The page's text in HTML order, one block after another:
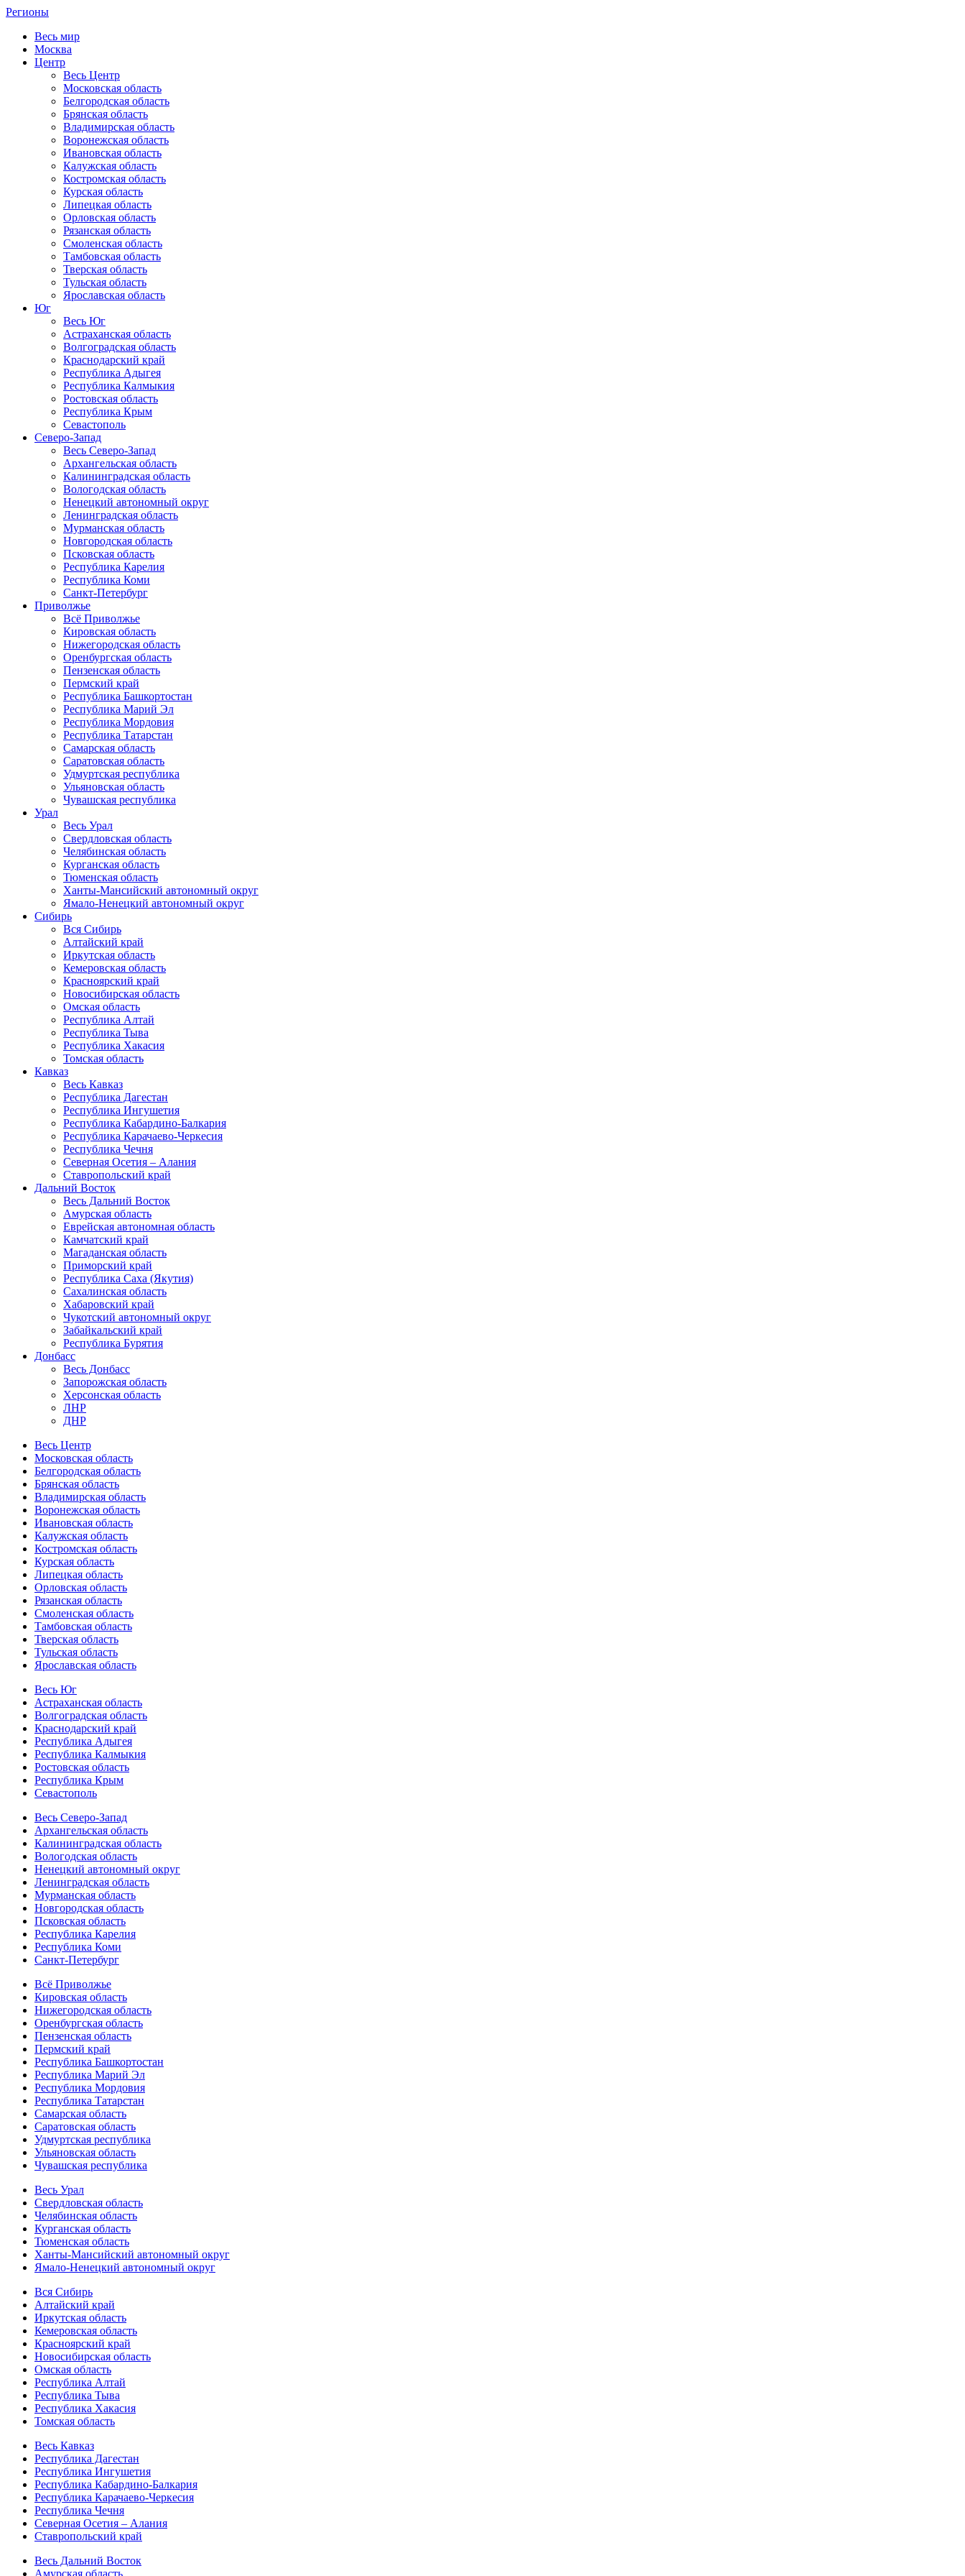
Регионы
Весь мир
Москва
Центр
Весь Центр
Московская область
Белгородская область
Брянская область
Владимирская область
Воронежская область
Ивановская область
Калужская область
Костромская область
Курская область
Липецкая область
Орловская область
Рязанская область
Смоленская область
Тамбовская область
Тверская область
Тульская область
Ярославская область
Юг
Весь Юг
Астраханская область
Волгоградская область
Краснодарский край
Республика Адыгея
Республика Калмыкия
Ростовская область
Республика Крым
Севастополь
Северо-Запад
Весь Северо-Запад
Архангельская область
Калининградская область
Вологодская область
Ненецкий автономный округ
Ленинградская область
Мурманская область
Новгородская область
Псковская область
Республика Карелия
Республика Коми
Санкт-Петербург
Приволжье
Всё Приволжье
Кировская область
Нижегородская область
Оренбургская область
Пензенская область
Пермский край
Республика Башкортостан
Республика Марий Эл
Республика Мордовия
Республика Татарстан
Самарская область
Саратовская область
Удмуртская республика
Ульяновская область
Чувашская республика
Урал
Весь Урал
Свердловская область
Челябинская область
Курганская область
Тюменская область
Ханты-Мансийский автономный округ
Ямало-Ненецкий автономный округ
Сибирь
Вся Сибирь
Алтайский край
Иркутская область
Кемеровская область
Красноярский край
Новосибирская область
Омская область
Республика Алтай
Республика Тыва
Республика Хакасия
Томская область
Кавказ
Весь Кавказ
Республика Дагестан
Республика Ингушетия
Республика Кабардино-Балкария
Республика Карачаево-Черкесия
Республика Чечня
Северная Осетия – Алания
Ставропольский край
Дальний Восток
Весь Дальний Восток
Амурская область
Еврейская автономная область
Камчатский край
Магаданская область
Приморский край
Республика Саха (Якутия)
Сахалинская область
Хабаровский край
Чукотский автономный округ
Забайкальский край
Республика Бурятия
Донбасс
Весь Донбасс
Запорожская область
Херсонская область
ЛНР
ДНР
Весь Центр
Московская область
Белгородская область
Брянская область
Владимирская область
Воронежская область
Ивановская область
Калужская область
Костромская область
Курская область
Липецкая область
Орловская область
Рязанская область
Смоленская область
Тамбовская область
Тверская область
Тульская область
Ярославская область
Весь Юг
Астраханская область
Волгоградская область
Краснодарский край
Республика Адыгея
Республика Калмыкия
Ростовская область
Республика Крым
Севастополь
Весь Северо-Запад
Архангельская область
Калининградская область
Вологодская область
Ненецкий автономный округ
Ленинградская область
Мурманская область
Новгородская область
Псковская область
Республика Карелия
Республика Коми
Санкт-Петербург
Всё Приволжье
Кировская область
Нижегородская область
Оренбургская область
Пензенская область
Пермский край
Республика Башкортостан
Республика Марий Эл
Республика Мордовия
Республика Татарстан
Самарская область
Саратовская область
Удмуртская республика
Ульяновская область
Чувашская республика
Весь Урал
Свердловская область
Челябинская область
Курганская область
Тюменская область
Ханты-Мансийский автономный округ
Ямало-Ненецкий автономный округ
Вся Сибирь
Алтайский край
Иркутская область
Кемеровская область
Красноярский край
Новосибирская область
Омская область
Республика Алтай
Республика Тыва
Республика Хакасия
Томская область
Весь Кавказ
Республика Дагестан
Республика Ингушетия
Республика Кабардино-Балкария
Республика Карачаево-Черкесия
Республика Чечня
Северная Осетия – Алания
Ставропольский край
Весь Дальний Восток
Амурская область